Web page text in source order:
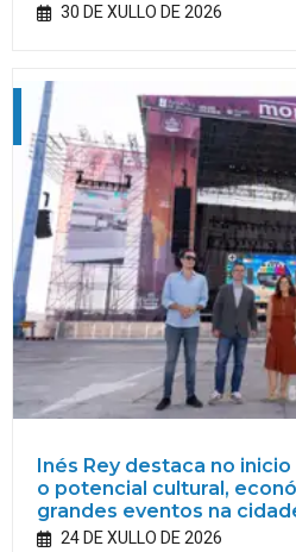
30 DE XULLO DE 2026
Inés Rey destaca no
o potencial cultural,
grandes eventos na
24 DE XULLO DE 2026